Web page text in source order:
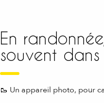
En
souvent
🥾 Un appareil photo, pour